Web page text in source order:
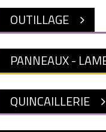
OUTILLAGE
PANNEAUX -
QUINCAILLERIE